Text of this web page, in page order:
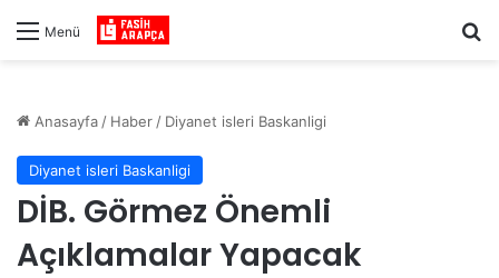
Menü
Anasayfa / Haber / Diyanet isleri Baskanligi
Diyanet isleri Baskanligi
DİB. Görmez Önemli
Açıklamalar Yapacak